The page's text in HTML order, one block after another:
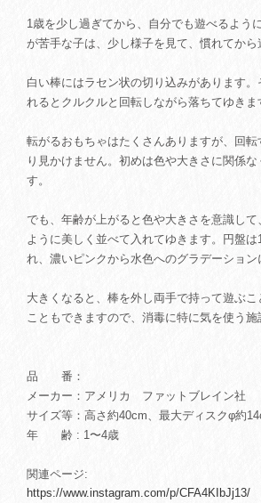
1歳を少し過ぎてから、自分でも遊べるよう
が苦手な子は、少し様子を見て、慣れてから
白い棒にはラセン状の切り込みがあります。
れるとクルクルと回転しながら落ちてゆきま
転がるおもちゃはたくさんありますが、回転
り見かけません。初めは色や大きさに関係な
す。
でも、年齢が上がると色や大きさを意識し
ように美しく並べて入れてゆきます。円盤は
れ、濃いピンクから水色へのグラデーション
大きくなると、棒を外し両手で持って遊ぶこ
こともできますので、消毒に特に気を使う施
品 番：
メーカー：アメリカ ファットブレイン社
サイズ等：高さ約40cm、最大ディスクφ約
年 齢 : 1〜4歳
関連ページ:
https://www.instagram.com/p/CFA4KIbJj13/